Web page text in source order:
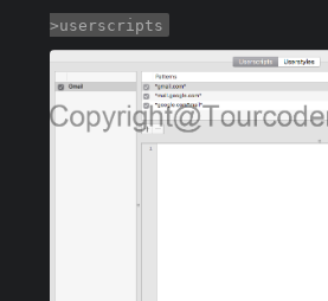
>userscripts